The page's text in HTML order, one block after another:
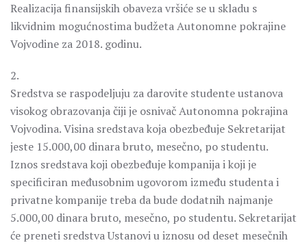
Realizacija finansijskih obaveza vršiće se u skladu s
likvidnim mogućnostima budžeta Autonomne pokrajine
Vojvodine za 2018. godinu.
2.
Sredstva se raspodeljuju za darovite studente ustanova
visokog obrazovanja čiji je osnivač Autonomna pokrajina
Vojvodina. Visina sredstava koja obezbeđuje Sekretarijat
jeste 15.000,00 dinara bruto, mesečno, po studentu.
Iznos sredstava koji obezbeđuje kompanija i koji je
specificiran međusobnim ugovorom između studenta i
privatne kompanije treba da bude dodatnih najmanje
5.000,00 dinara bruto, mesečno, po studentu. Sekretarijat
će preneti sredstva Ustanovi u iznosu od deset mesečnih